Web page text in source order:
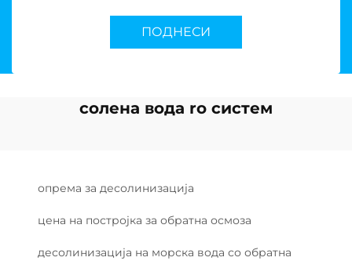
ПОДНЕСИ
солена вода ro систем
опрема за десолинизација
цена на постројка за обратна осмоза
десолинизација на морска вода со обратна